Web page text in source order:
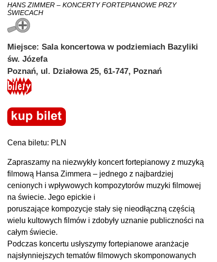
HANS ZIMMER – KONCERTY FORTEPIANOWE PRZY
ŚWIECACH
Miejsce: Sala koncertowa w podziemiach Bazyliki
św. Józefa
Poznań, ul. Działowa 25, 61-747, Poznań
Cena biletu: PLN
Zapraszamy na niezwykły koncert fortepianowy z muzyką
filmową Hansa Zimmera – jednego z najbardziej
cenionych i wpływowych kompozytorów muzyki filmowej
na świecie. Jego epickie i
poruszające kompozycje stały się nieodłączną częścią
wielu kultowych filmów i zdobyły uznanie publiczności na
całym świecie.
Podczas koncertu usłyszymy fortepianowe aranżacje
najsłynniejszych tematów filmowych skomponowanych